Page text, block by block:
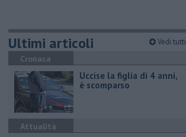
Ultimi articoli Vedi tutti
Cronaca
Uccise la figlia di 4 anni,
è scomparso
Attualità